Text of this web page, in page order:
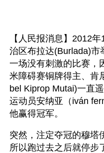
【人民报消息】2012
治区布拉达(Burlada)市
一场没有刺激的比赛，
米障碍赛铜牌得主、肯
bel Kiprop Mutai)一直
运动员安纳亚（iván
他赢得冠军。
突然，注定夺冠的穆塔
所以跑过去之后就停步